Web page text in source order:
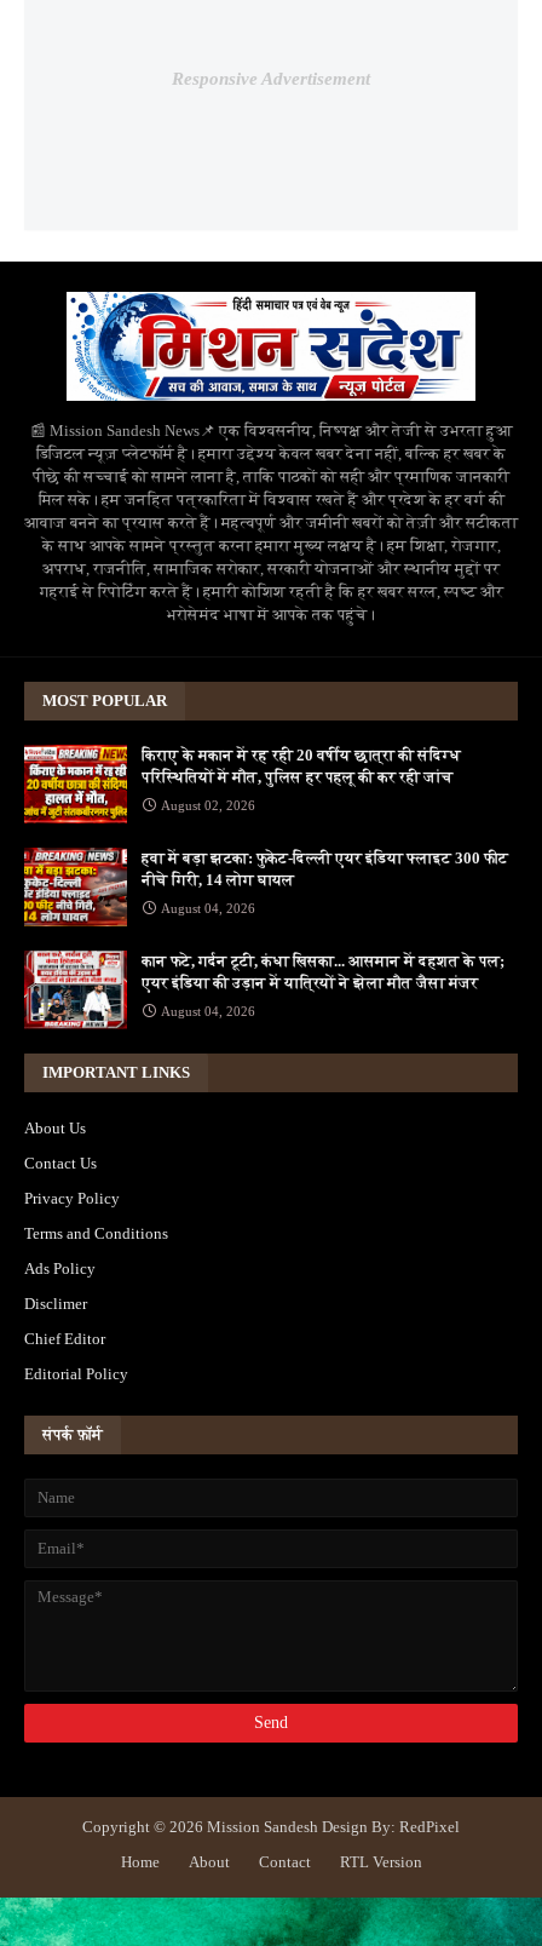
Responsive Advertisement
📰 Mission Sandesh News📌 एक विश्वसनीय, निष्पक्ष और तेजी से उभरता हुआ
डिजिटल न्यूज़ प्लेटफॉर्म है। हमारा उद्देश्य केवल खबर देना नहीं, बल्कि हर खबर के
पीछे की सच्चाई को सामने लाना है, ताकि पाठकों को सही और प्रमाणिक जानकारी
मिल सके। हम जनहित पत्रकारिता में विश्वास रखते हैं और प्रदेश के हर वर्ग की
आवाज बनने का प्रयास करते हैं। महत्वपूर्ण और जमीनी खबरों को तेज़ी और सटीकता
के साथ आपके सामने प्रस्तुत करना हमारा मुख्य लक्ष्य है। हम शिक्षा, रोजगार,
अपराध, राजनीति, सामाजिक सरोकार, सरकारी योजनाओं और स्थानीय मुद्दों पर
गहराई से रिपोर्टिंग करते हैं। हमारी कोशिश रहती है कि हर खबर सरल, स्पष्ट और
भरोसेमंद भाषा में आपके तक पहुंचे।
MOST POPULAR
किराए के मकान में रह रही 20 वर्षीय छात्रा की संदिग्ध
परिस्थितियों में मौत, पुलिस हर पहलू की कर रही जांच
August 02, 2026
हवा में बड़ा झटका: फुकेट-दिल्ली एयर इंडिया फ्लाइट 300 फीट
नीचे गिरी, 14 लोग घायल
August 04, 2026
कान फटे, गर्दन टूटी, कंधा खिसका... आसमान में दहशत के पल;
एयर इंडिया की उड़ान में यात्रियों ने झेला मौत जैसा मंजर
August 04, 2026
IMPORTANT LINKS
About Us
Contact Us
Privacy Policy
Terms and Conditions
Ads Policy
Disclimer
Chief Editor
Editorial Policy
संपर्क फ़ॉर्म
Copyright © 2026 Mission Sandesh Design By: RedPixel
Home
About Contact RTL Version